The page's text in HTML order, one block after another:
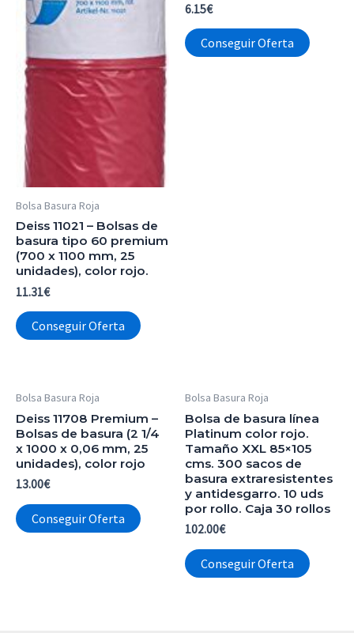
Bolsa Basura Roja
Deiss 11021 – Bolsas de
basura tipo 60 premium
(700 x 1100 mm, 25
unidades), color rojo.
11.31€
Conseguir Oferta
6.15€
Conseguir Oferta
Bolsa Basura Roja
Deiss 11708 Premium –
Bolsas de basura (2 1/4
x 1000 x 0,06 mm, 25
unidades), color rojo
13.00€
Conseguir Oferta
Bolsa Basura Roja
Bolsa de basura línea
Platinum color rojo.
Tamaño XXL 85×105
cms. 300 sacos de
basura extraresistentes
y antidesgarro. 10 uds
por rollo. Caja 30 rollos
102.00€
Conseguir Oferta